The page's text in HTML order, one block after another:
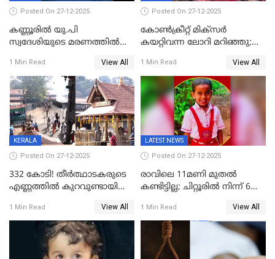
Posted On 27-12-2025
കണ്ണൂരിൽ യു.പി
സ്വദേശിയുടെ മരണത്തിൽ
കേസ്; തർക്കമുണ്ടായത്
ഫേഷ്യലിന് 300 രൂപ
ആവശ്യപ്പെട്ടതിനെച്ചൊല്ലി
1 Min Read View All
Posted On 27-12-2025
കോണ്‍ക്രീറ്റ് മിക്‌സര്‍
കയറ്റിവന്ന ലോറി മറിഞ്ഞു;
അപകടം കണ്ണൂരിൽ
1 Min Read View All
KERALA
Posted On 27-12-2025
332 കോടി! തീർത്ഥാടകരുടെ
എണ്ണത്തിൽ കുറവുണ്ടായിട്ടും
കുതിച്ചുയരുന്നു
1 Min Read View All
LATEST NEWS
Posted On 27-12-2025
രാവിലെ 11മണി മുതൽ
കണ്ടിട്ടില്ല; ചിറ്റൂരിൽ നിന്ന് 6
1 Min Read View All